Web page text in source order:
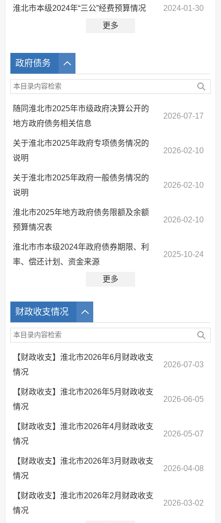
淮北市本级2024年“三公”经费预算情况 2024-01-30
更多
政府债务
随同淮北市2025年市级政府决算公开的
地方政府债务相关信息
2026-07-17
关于淮北市2025年政府专项债务情况的
说明
2026-02-10
关于淮北市2025年政府一般债务情况的
说明
2026-02-10
淮北市2025年地方政府债务限额及余额
预算情况表
2026-02-10
淮北市市本级2024年政府债券期限、利
率、偿还计划、资金来源
2025-10-24
更多
财政收支情况
【财政收支】淮北市2026年6月财政收支
情况
2026-07-03
【财政收支】淮北市2026年5月财政收支
情况
2026-06-05
【财政收支】淮北市2026年4月财政收支
情况
2026-05-07
【财政收支】淮北市2026年3月财政收支
情况
2026-04-08
【财政收支】淮北市2026年2月财政收支
情况
2026-03-02